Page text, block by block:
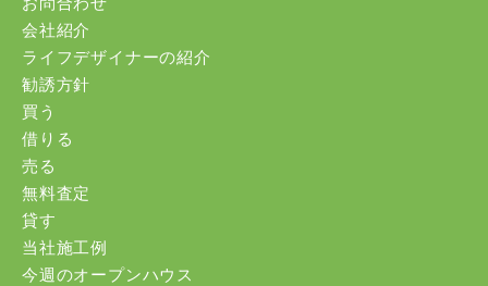
会社紹介
ライフデザイナーの紹介
勧誘方針
買う
借りる
売る
無料査定
貸す
当社施工例
今週のオープンハウス